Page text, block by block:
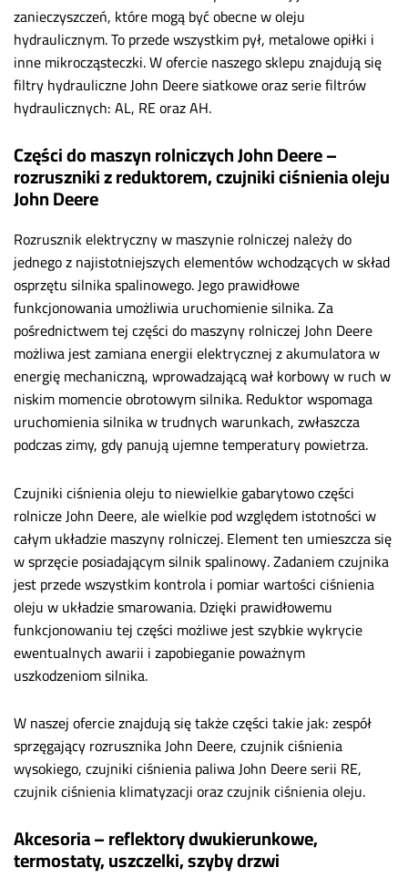
zanieczyszczeń, które mogą być obecne w oleju
hydraulicznym. To przede wszystkim pył, metalowe opiłki i
inne mikrocząsteczki. W ofercie naszego sklepu znajdują się
filtry hydrauliczne John Deere siatkowe oraz serie filtrów
hydraulicznych: AL, RE oraz AH.
Części do maszyn rolniczych John Deere –
rozruszniki z reduktorem, czujniki ciśnienia oleju
John Deere
Rozrusznik elektryczny w maszynie rolniczej należy do
jednego z najistotniejszych elementów wchodzących w skład
osprzętu silnika spalinowego. Jego prawidłowe
funkcjonowania umożliwia uruchomienie silnika. Za
pośrednictwem tej części do maszyny rolniczej John Deere
możliwa jest zamiana energii elektrycznej z akumulatora w
energię mechaniczną, wprowadzającą wał korbowy w ruch w
niskim momencie obrotowym silnika. Reduktor wspomaga
uruchomienia silnika w trudnych warunkach, zwłaszcza
podczas zimy, gdy panują ujemne temperatury powietrza.
Czujniki ciśnienia oleju to niewielkie gabarytowo części
rolnicze John Deere, ale wielkie pod względem istotności w
całym układzie maszyny rolniczej. Element ten umieszcza się
w sprzęcie posiadającym silnik spalinowy. Zadaniem czujnika
jest przede wszystkim kontrola i pomiar wartości ciśnienia
oleju w układzie smarowania. Dzięki prawidłowemu
funkcjonowaniu tej części możliwe jest szybkie wykrycie
ewentualnych awarii i zapobieganie poważnym
uszkodzeniom silnika.
W naszej ofercie znajdują się także części takie jak: zespół
sprzęgający rozrusznika John Deere, czujnik ciśnienia
wysokiego, czujniki ciśnienia paliwa John Deere serii RE,
czujnik ciśnienia klimatyzacji oraz czujnik ciśnienia oleju.
Akcesoria – reflektory dwukierunkowe,
termostaty, uszczelki, szyby drzwi